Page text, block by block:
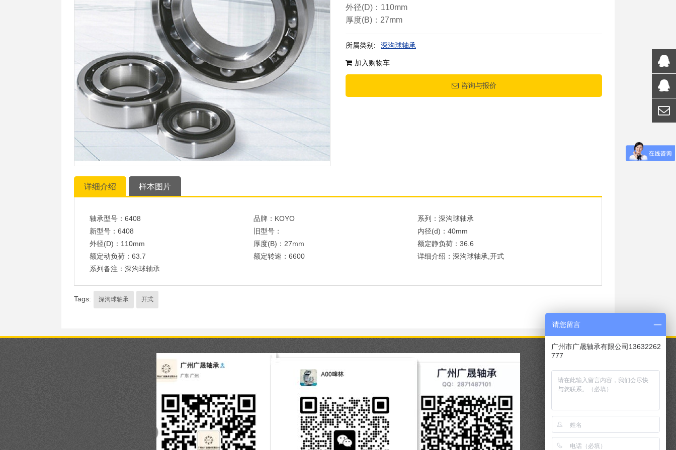
外径(D)：110mm
厚度(B)：27mm
所属类别: 深沟球轴承
加入购物车
咨询与报价
详细介绍 样本图片
轴承型号：6408 品牌：KOYO
系列：深沟球轴承
新型号：6408
旧型号：
内径(d)：40mm
外径(D)：110mm
厚度(B)：27mm
额定静负荷：36.6
额定动负荷：63.7
额定转速：6600
详细介绍：深沟球轴承,开式
系列备注：深沟球轴承
Tags: 深沟球轴承 开式
请您留言
广州市广晟轴承有限公司13632262
777